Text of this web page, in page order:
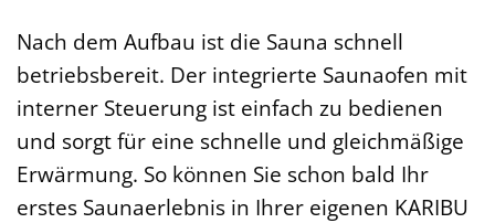
Nach dem Aufbau ist die Sauna schnell
betriebsbereit. Der integrierte Saunaofen mit
interner Steuerung ist einfach zu bedienen
und sorgt für eine schnelle und gleichmäßige
Erwärmung. So können Sie schon bald Ihr
erstes Saunaerlebnis in Ihrer eigenen KARIBU